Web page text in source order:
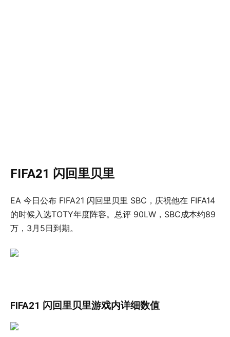
FIFA21 闪回里贝里
EA 今日公布 FIFA21 闪回里贝里 SBC，庆祝他在 FIFA14
的时候入选TOTY年度阵容。总评 90LW，SBC成本约89
万，3月5日到期。
FIFA21 闪回里贝里游戏内详细数值